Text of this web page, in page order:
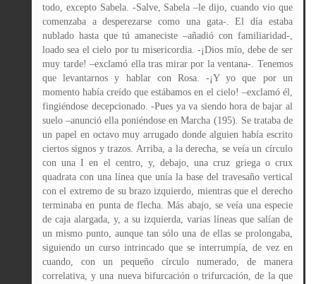
todo, excepto Sabela. -Salve, Sabela –le dijo, cuando vio que
comenzaba a desperezarse como una gata-. El día estaba
nublado hasta que tú amaneciste –añadió con familiaridad-,
loado sea el cielo por tu misericordia. -¡Dios mío, debe de ser
muy tarde! –exclamó ella tras mirar por la ventana-. Tenemos
que levantarnos y hablar con Rosa. -¡Y yo que por un
momento había creído que estábamos en el cielo! –exclamó él,
fingiéndose decepcionado. -Pues ya va siendo hora de bajar al
suelo –anunció ella poniéndose en Marcha (195). Se trataba de
un papel en octavo muy arrugado donde alguien había escrito
ciertos signos y trazos. Arriba, a la derecha, se veía un círculo
con una I en el centro, y, debajo, una cruz griega o crux
quadrata con una línea que unía la base del travesaño vertical
con el extremo de su brazo izquierdo, mientras que el derecho
terminaba en punta de flecha. Más abajo, se veía una especie
de caja alargada, y, a su izquierda, varias líneas que salían de
un mismo punto, aunque tan sólo una de ellas se prolongaba,
siguiendo un curso intrincado que se interrumpía, de vez en
cuando, con un pequeño círculo numerado, de manera
correlativa, y una nueva bifurcación o trifurcación, de la que